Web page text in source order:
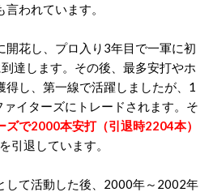
われています。
開花し、プロ入り3年目で一軍に初
達します。その後、最多安打やホ
得し、第一線で活躍しましたが、1
イターズにトレードされます。そ
ズで2000本安打（引退時2204本）
引退しています。
して活動した後、2000年～2002年